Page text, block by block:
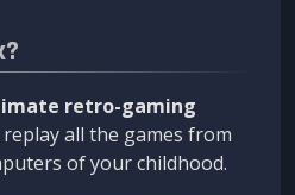
retro-gaming
all the games from
of your childhood.